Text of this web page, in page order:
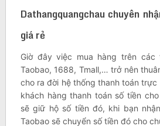
Dathangquangchau chuyên
giá rẻ
Giờ đây việc mua hàng trên các
Taobao, 1688, Tmall,… trở nên
cho ra đời hệ thống thanh toán trực
khách hàng thanh toán số tiền
sẽ giữ hộ số tiền đó, khi bạn
Taobao sẽ chuyển số tiền đó cho